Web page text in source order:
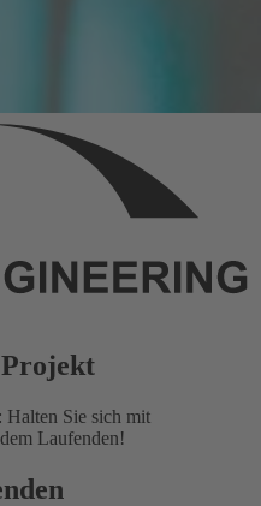
Halten Sie sich mit
Laufenden!